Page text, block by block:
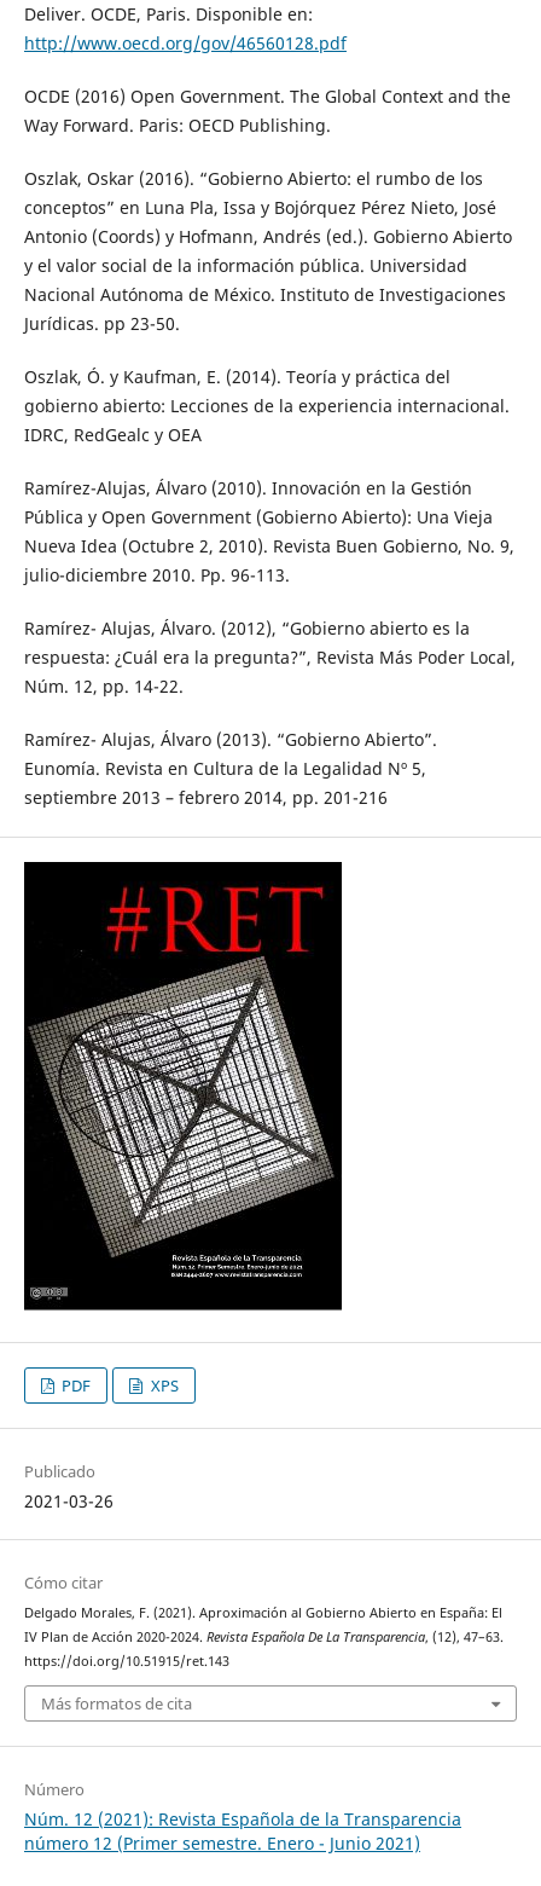
Deliver. OCDE, Paris. Disponible en:
http://www.oecd.org/gov/46560128.pdf
OCDE (2016) Open Government. The Global Context and the
Way Forward. Paris: OECD Publishing.
Oszlak, Oskar (2016). “Gobierno Abierto: el rumbo de los
conceptos” en Luna Pla, Issa y Bojórquez Pérez Nieto, José
Antonio (Coords) y Hofmann, Andrés (ed.). Gobierno Abierto
y el valor social de la información pública. Universidad
Nacional Autónoma de México. Instituto de Investigaciones
Jurídicas. pp 23-50.
Oszlak, Ó. y Kaufman, E. (2014). Teoría y práctica del
gobierno abierto: Lecciones de la experiencia internacional.
IDRC, RedGealc y OEA
Ramírez-Alujas, Álvaro (2010). Innovación en la Gestión
Pública y Open Government (Gobierno Abierto): Una Vieja
Nueva Idea (Octubre 2, 2010). Revista Buen Gobierno, No. 9,
julio-diciembre 2010. Pp. 96-113.
Ramírez- Alujas, Álvaro. (2012), “Gobierno abierto es la
respuesta: ¿Cuál era la pregunta?”, Revista Más Poder Local,
Núm. 12, pp. 14-22.
Ramírez- Alujas, Álvaro (2013). “Gobierno Abierto”.
Eunomía. Revista en Cultura de la Legalidad Nº 5,
septiembre 2013 – febrero 2014, pp. 201-216
PDF XPS
Publicado
2021-03-26
Cómo citar
Delgado Morales, F. (2021). Aproximación al Gobierno Abierto en España: El
IV Plan de Acción 2020-2024. Revista Española De La Transparencia, (12), 47–63.
https://doi.org/10.51915/ret.143
Más formatos de cita
Número
Núm. 12 (2021): Revista Española de la Transparencia
número 12 (Primer semestre. Enero - Junio 2021)